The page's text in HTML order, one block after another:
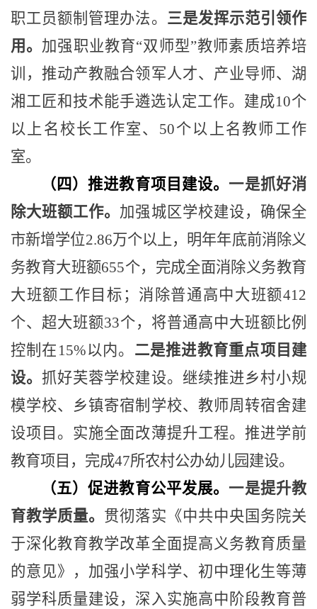
职工员额制管理办法。 三是发挥示范引领作
用。 加强职业教育“双师型”教师素质培养培
训，推动产教融合领军人才、产业导师、湖
湘工匠和技术能手遴选认定工作。建成10个
以上名校长工作室、 50个以上名教师工作
室。
（四）推进教育项目建设。 一是抓好消
除大班额工作。 加强城区学校建设，确保全
市新增学位2.86万个以上，明年年底前消除义
务教育大班额655个，完成全面消除义务教育
大班额工作目标；消除普通高中大班额412
个、超大班额33个，将普通高中大班额比例
控制在 15%以内。 二是推进教育重点项目建
设。 抓好芙蓉学校建设。继续推进乡村小规
模学校、乡镇寄宿制学校、教师周转宿舍建
设项目。实施全面改薄提升工程。推进学前
教育项目，完成47所农村公办幼儿园建设。
（五）促进教育公平发展。 一是提升教
育教学质量。 贯彻落实《中共中央国务院关
于深化教育教学改革全面提高义务教育质量
的意见》，加强小学科学、初中理化生等薄
弱学科质量建设，深入实施高中阶段教育普